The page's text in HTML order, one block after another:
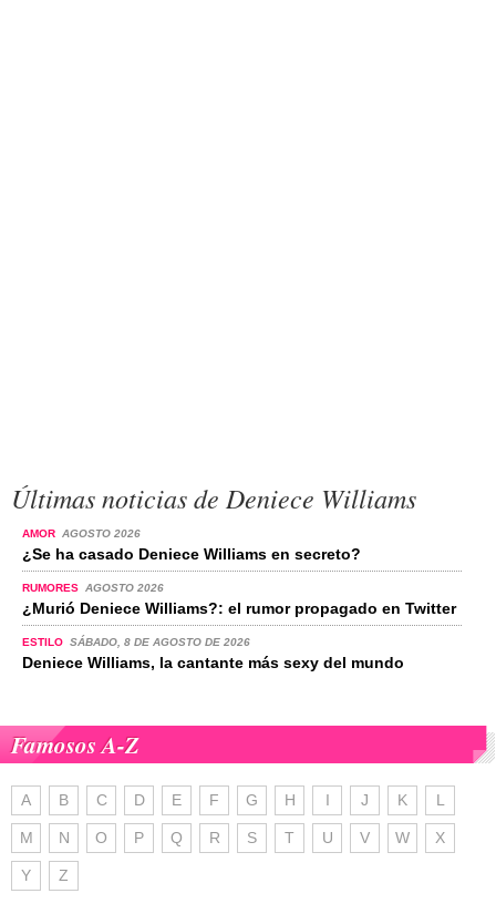
Últimas noticias de Deniece Williams
AMOR AGOSTO 2026
¿Se ha casado Deniece Williams en secreto?
RUMORES AGOSTO 2026
¿Murió Deniece Williams?: el rumor propagado en Twitter
ESTILO SÁBADO, 8 DE AGOSTO DE 2026
Deniece Williams, la cantante más sexy del mundo
Famosos A-Z
A B C D E F G H I J K L
M N O P Q R S T U V W X
Y Z